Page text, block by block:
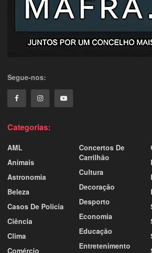
Segue-nos:
Categorias:
AML
Animais
Astronomia
Beleza
Casos De Policia
Ciência
Clima
Comércio
Concertos De
Carrilhão
Cultura
Decoração
Desporto
Economia
Educação
Entretenimento